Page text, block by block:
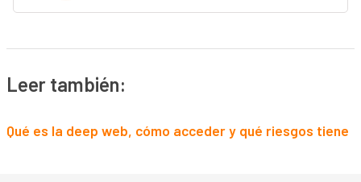
Leer también:
Qué es la deep web, cómo acceder y qué riesgos tiene